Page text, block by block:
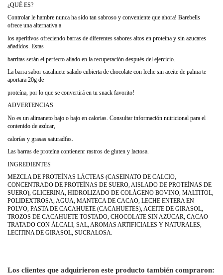
¿QUÉ ES?
Controlar le hambre nunca ha sido tan sabroso y conveniente que ahora! Barebells
ofrece una alternativa a
los aperitivos ofreciendo barras de diferentes sabores altos en proteína y sin azucares
añadidos. Estas
barritas serán el perfecto aliado en la recuperación después del ejercicio.
La barra sabor cacahuete salado cubierta de chocolate con leche sin aceite de palma te
aportara 20g de
proteína, por lo que se convertirá en tu snack favorito!
ADVERTENCIAS
No es un alimaneto bajo o bajo en calorias. Consultar información nutricional para el
contenido de azúcar,
calorías y grasas saturadfas.
Las barras de proteína contienenr rastros de gluten y lactosa.
INGREDIENTES
MEZCLA DE PROTEÍNAS LÁCTEAS (CASEINATO DE CALCIO,
CONCENTRADO DE PROTEÍNAS DE SUERO, AISLADO DE PROTEÍNAS DE
SUERO), GLICERINA, HIDROLIZADO DE COLÁGENO BOVINO, MALTITOL,
POLIDEXTROSA, AGUA, MANTECA DE CACAO, LECHE ENTERA EN
POLVO, PASTA DE CACAHUETE (CACAHUETES), ACEITE DE GIRASOL,
TROZOS DE CACAHUETE TOSTADO, CHOCOLATE SIN AZÚCAR, CACAO
TRATADO CON ÁLCALI, SAL, AROMAS ARTIFICIALES Y NATURALES,
LECITINA DE GIRASOL, SUCRALOSA.
Los clientes que adquirieron este producto también compraron: